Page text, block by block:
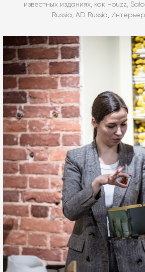
известных изданиях, как Houzz,
Russia, AD Russia,